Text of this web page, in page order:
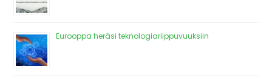
Eurooppa heräsi teknologiariippuvuuksiin